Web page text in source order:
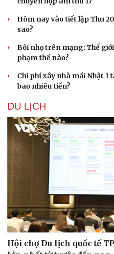
Dấu hiệu tiền mãn kinh
chuyển hợp âm thứ 17
Hôm nay vào tiết lập Thu
sao?
Bôi nhọ trên mạng: Thế
phạm thế nào?
Chi phí xây nhà mái Nhật 1
bao nhiêu tiền?
DU LỊCH